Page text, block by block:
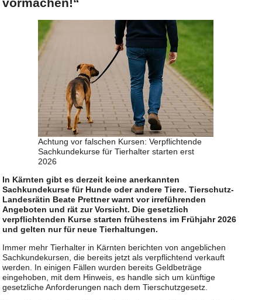
Achtung vor falschen Kursen: Verpflichtende
Sachkundekurse für Tierhalter starten erst
2026
In Kärnten gibt es derzeit keine anerkannten
Sachkundekurse für Hunde oder andere Tiere. Tierschutz-
Landesrätin Beate Prettner warnt vor irreführenden
Angeboten und rät zur Vorsicht. Die gesetzlich
verpflichtenden Kurse starten frühestens im Frühjahr 2026
und gelten nur für neue Tierhaltungen.
Immer mehr Tierhalter in Kärnten berichten von angeblichen
Sachkundekursen, die bereits jetzt als verpflichtend verkauft
werden. In einigen Fällen wurden bereits Geldbeträge
eingehoben, mit dem Hinweis, es handle sich um künftige
gesetzliche Anforderungen nach dem Tierschutzgesetz.